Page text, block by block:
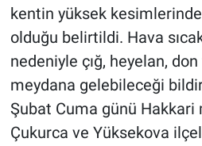
kentin yüksek kesimlerinde
olduğu belirtildi. Hava
nedeniyle çığ, heyelan,
meydana gelebileceği
Şubat Cuma günü Hakkari
Çukurca ve Yüksekova